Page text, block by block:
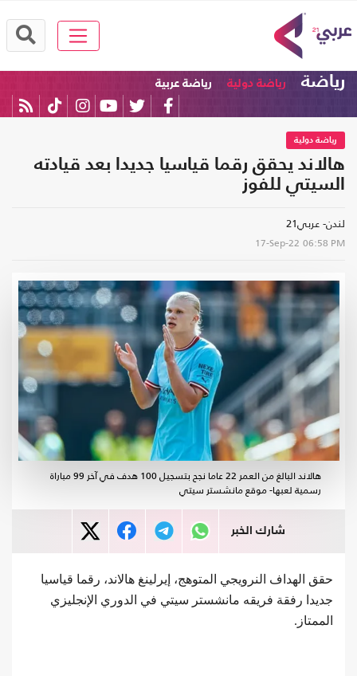
رياضة رياضة دولية رياضة عربية
رياضة دولية
هالاند يحقق رقما قياسيا جديدا بعد قيادته
السيتي للفوز
لندن- عربي21
17-Sep-22 06:58 PM
هالاند البالغ من العمر 22 عاما نجح بتسجيل 100 هدف في آخر 99 مباراة
رسمية لعبها- موقع مانشستر سيتي
شارك الخبر
حقق الهداف النرويجي المتوهج، إيرلينغ هالاند، رقما قياسيا
جديدا رفقة فريقه مانشستر سيتي في الدوري الإنجليزي
الممتاز.